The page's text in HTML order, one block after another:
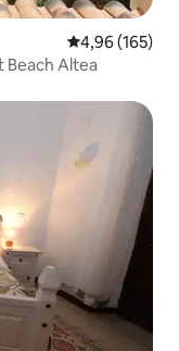
Évaluation
4,96 (165)
Beach Altea